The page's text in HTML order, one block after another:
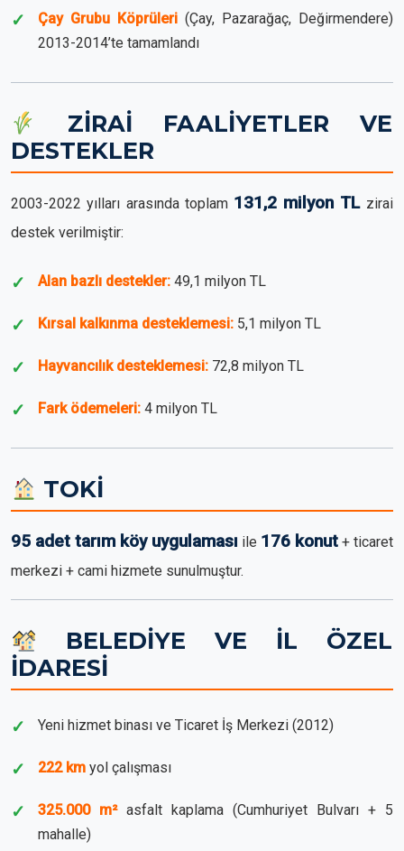
Çay Grubu Köprüleri (Çay, Pazarağaç, Değirmendere)
2013-2014’te tamamlandı
ZİRAİ FAALİYETLER VE
DESTEKLER
2003-2022 yılları arasında toplam 131,2 milyon TLzirai
destek verilmiştir:
Alan bazlı destekler: 49,1 milyon TL
Kırsal kalkınma desteklemesi: 5,1 milyon TL
Hayvancılık desteklemesi: 72,8 milyon TL
Fark ödemeleri: 4 milyon TL
TOKİ
95 adet tarım köy uygulaması ile 176 konut + ticaret
merkezi + cami hizmete sunulmuştur.
BELEDİYE VE İL ÖZEL
İDARESİ
Yeni hizmet binası ve Ticaret İş Merkezi (2012)
222 km yol çalışması
325.000 m²asfalt kaplama (Cumhuriyet Bulvarı + 5
mahalle)